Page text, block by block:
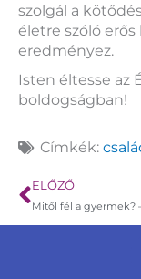
szolgál a
életre szóló
eredményez.
Isten éltesse az
boldogságban!
Címkék:
Előző
ELŐZŐ